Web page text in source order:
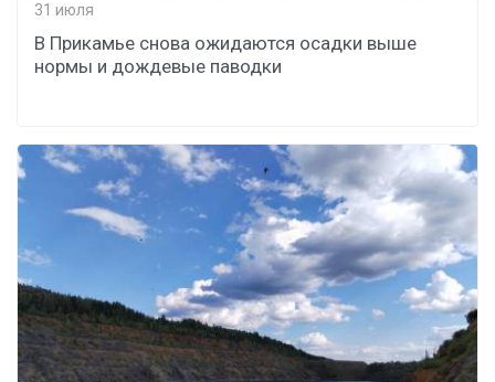
31 июля
В Прикамье снова ожидаются осадки выше
нормы и дождевые паводки